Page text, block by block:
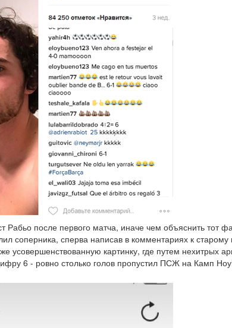
Рабьо после первого матча, иначе чем объяснить тот
соперника, сперва написав в комментариях к
усовершенствованную картинку, где путем нехитрых
6 - ровно столько голов пропустил ПСЖ на Камп